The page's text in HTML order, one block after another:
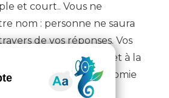
et court.. Vous ne
nom : personne ne saura
de vos réponses. Vos
à votre MDPH et à la
solidarité pour l’autonomie